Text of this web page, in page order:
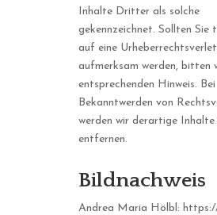
Inhalte Dritter als solche
gekennzeichnet. Sollten Sie
auf eine
aufmerksam werden, bitten
entsprechenden Hinweis. Bei
Bekanntwerden von
werden wir derartige Inhalte
entfernen.
Bildnachweis
Andrea Maria Hölbl: